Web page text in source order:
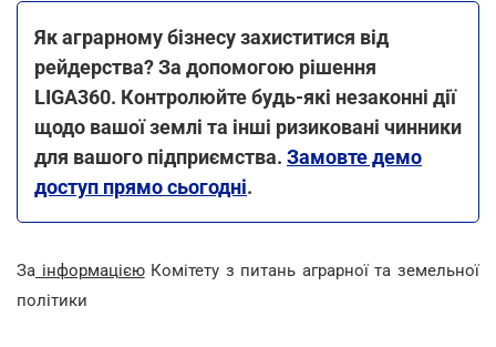
Як аграрному бізнесу захиститися від
рейдерства? За допомогою рішення
LIGA360. Контролюйте будь-які незаконні дії
щодо вашої землі та інші ризиковані чинники
для вашого підприємства. Замовте демо
доступ прямо сьогодні.
За інформацієюКомітету з питань аграрної та земельної
політики